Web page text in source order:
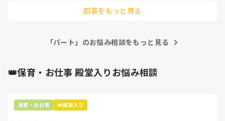
回答をもっと見る
「パート」のお悩み相談をもっと見る
👑保育・お仕事 殿堂入りお悩み相談
保育・お仕事 👑殿堂入り